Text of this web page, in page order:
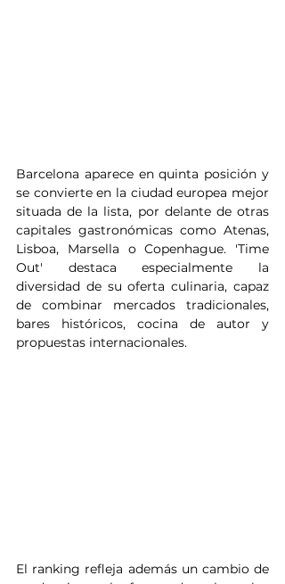
Barcelona aparece en quinta posición y
se convierte en la ciudad europea mejor
situada de la lista, por delante de otras
capitales gastronómicas como Atenas,
Lisboa, Marsella o Copenhague. 'Time
Out' destaca especialmente la
diversidad de su oferta culinaria, capaz
de combinar mercados tradicionales,
bares históricos, cocina de autor y
propuestas internacionales.
El ranking refleja además un cambio de